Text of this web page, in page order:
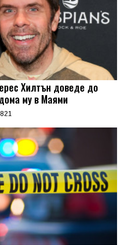
Хилтън доведе до
му в Маями